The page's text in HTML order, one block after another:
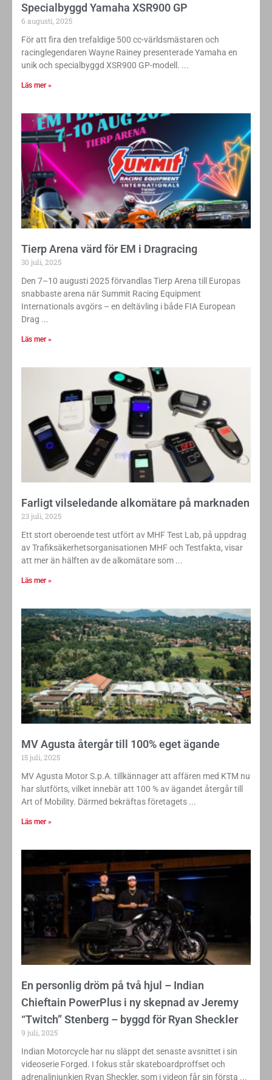
Specialbyggd Yamaha XSR900 GP
6 augusti, 2025
För att fira den trefaldige 500 cc-världsmästaren och
racinglegendaren Wayne Rainey presenterade Yamaha en
unik och specialbyggd XSR900 GP-modell.
Läs mer »
Tierp Arena värd för EM i Dragracing
30 juli, 2025
Den 7–10 augusti 2025 förvandlas Tierp Arena till Europas
snabbaste arena när Summit Racing Equipment
Internationals avgörs – en deltävling i både FIA European
Drag
Läs mer »
Farligt vilseledande alkomätare på marknaden
23 juli, 2025
Ett stort oberoende test utfört av MHF Test Lab, på uppdrag
av Trafiksäkerhetsorganisationen MHF och Testfakta, visar
att mer än hälften av de alkomätare som
Läs mer »
MV Agusta återgår till 100% eget ägande
15 juli, 2025
MV Agusta Motor S.p.A. tillkännager att affären med KTM nu
har slutförts, vilket innebär att 100 % av ägandet återgår till
Art of Mobility. Därmed bekräftas företagets
Läs mer »
En personlig dröm på två hjul – Indian
Chieftain PowerPlus i ny skepnad av Jeremy
“Twitch” Stenberg – byggd för Ryan Sheckler
9 juli, 2025
Indian Motorcycle har nu släppt det senaste avsnittet i sin
videoserie Forged. I fokus står skateboardproffset och
adrenalinjunkien Ryan Sheckler, som i videon får sin första